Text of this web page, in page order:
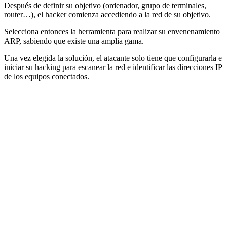
Después de definir su objetivo (ordenador, grupo de terminales,
router…), el hacker comienza accediendo a la red de su objetivo.
Selecciona entonces la herramienta para realizar su envenenamiento
ARP, sabiendo que existe una amplia gama.
Una vez elegida la solución, el atacante solo tiene que configurarla e
iniciar su hacking para escanear la red e identificar las direcciones IP
de los equipos conectados.